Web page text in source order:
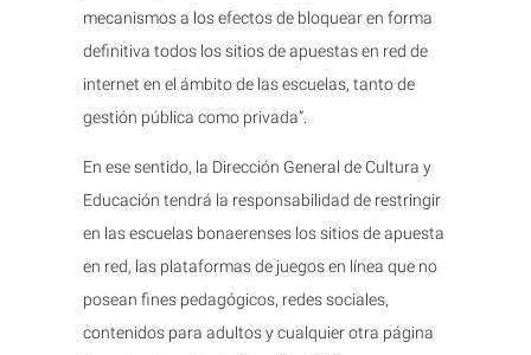
mecanismos a los efectos de bloquear en forma
definitiva todos los sitios de apuestas en red de
internet en el ámbito de las escuelas, tanto de
gestión pública como privada”.
En ese sentido, la Dirección General de Cultura y
Educación tendrá la responsabilidad de restringir
en las escuelas bonaerenses los sitios de apuesta
en red, las plataformas de juegos en línea que no
posean fines pedagógicos, redes sociales,
contenidos para adultos y cualquier otra página